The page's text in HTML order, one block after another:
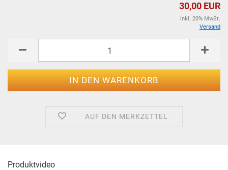
30,00 EUR
inkl. 20% MwSt.
Versand
AUF DEN MERKZETTEL
Produktvideo